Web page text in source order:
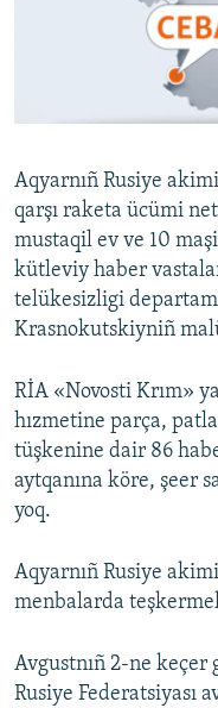
RFE/RS bütün
Aqyarnıñ Rusiye
qarşı raketa ücümi
mustaqil ev ve 10
kütleviy haber
telükesizligi
Krasnokutskiyniñ
RİA «Novosti Krım»
hızmetine parça,
tüşkenine dair 86
aytqanına köre, şeer
yoq.
Aqyarnıñ Rusiye
menbalarda
Avgustnıñ 2-ne keçer
Rusiye Federatsiyası